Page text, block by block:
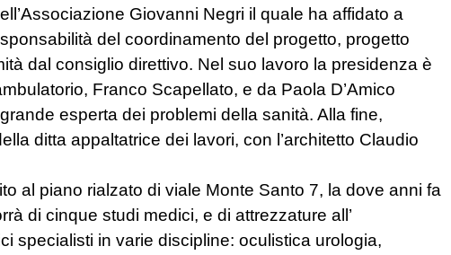
Giovanni Negri il quale ha affidato a
del coordinamento del progetto, progetto
dal consiglio direttivo. Nel suo lavoro la presidenza è
Franco Scapellato, e da Paola D’Amico
esperta dei problemi della sanità. Alla fine,
ditta appaltatrice dei lavori, con l’architetto Claudio
al piano rialzato di viale Monte Santo 7, la dove anni fa
di cinque studi medici, e di attrezzature all’
specialisti in varie discipline: oculistica urologia,